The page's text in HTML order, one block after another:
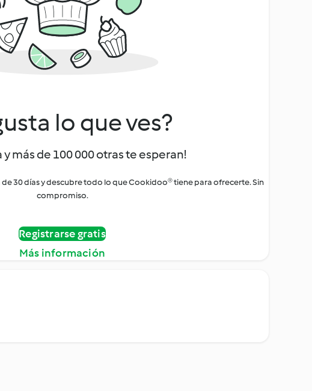
lo que ves?
y más de 100 000 otras te esperan!
30 días y descubre todo lo que Cookidoo® tiene para ofrecerte. Sin
compromiso.
Registrarse gratis
Más información